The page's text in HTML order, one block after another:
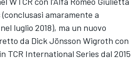
amaramente a
luglio 2018), ma un nuovo
da Dick Jönsson Wigroth con
TCR International Series dal 2015